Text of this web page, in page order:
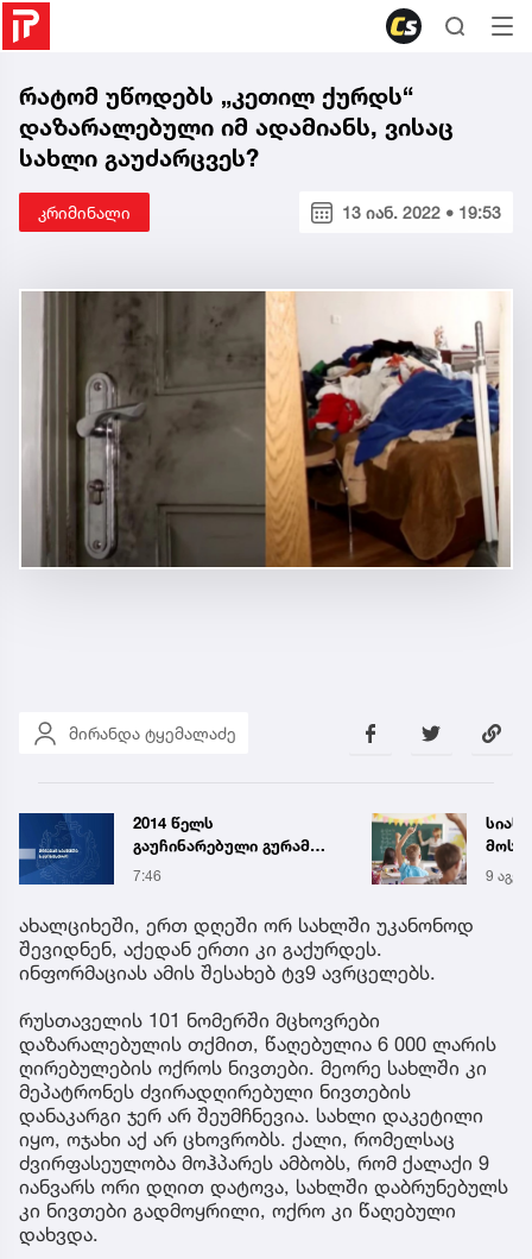
რატომ უწოდებს „კეთილ ქურდს“
დაზარალებული იმ ადამიანს, ვისაც
სახლი გაუძარცვეს?
კრიმინალი 13 იან. 2022 • 19:53
მირანდა ტყემალაძე
2014 წელს
გაუჩინარებული გურამ
დადიანიძის საქმის
დაკავშირებით, შსს
სპეციალურ განცხადებას
ავრცელებს
7:46 9 აგვ
ახალციხეში, ერთ დღეში ორ სახლში უკანონოდ
შევიდნენ, აქედან ერთი კი გაქურდეს.
ინფორმაციას ამის შესახებ ტვ9 ავრცელებს.
რუსთაველის 101 ნომერში მცხოვრები
დაზარალებულის თქმით, წაღებულია 6 000 ლარის
ღირებულების ოქროს ნივთები. მეორე სახლში კი
მეპატრონეს ძვირადღირებული ნივთების
დანაკარგი ჯერ არ შეუმჩნევია. სახლი დაკეტილი
იყო, ოჯახი აქ არ ცხოვრობს. ქალი, რომელსაც
ძვირფასეულობა მოჰპარეს ამბობს, რომ ქალაქი 9
იანვარს ორი დღით დატოვა, სახლში დაბრუნებულს
კი ნივთები გადმოყრილი, ოქრო კი წაღებული
დახვდა.